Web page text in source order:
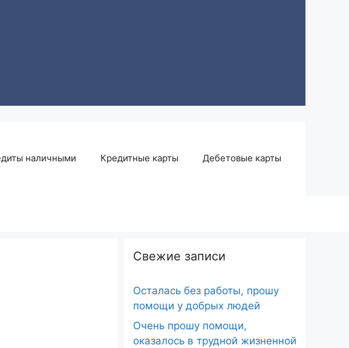
наличными Кредитные карты Дебетовые карты
Свежие записи
Осталась без работы, прошу
помощи у добрых людей
Очень прошу помощи,
оказалось в трудной жизненной